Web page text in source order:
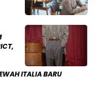
ITALIA BARU